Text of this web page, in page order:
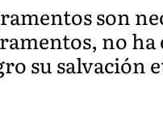
son
no
su salvación